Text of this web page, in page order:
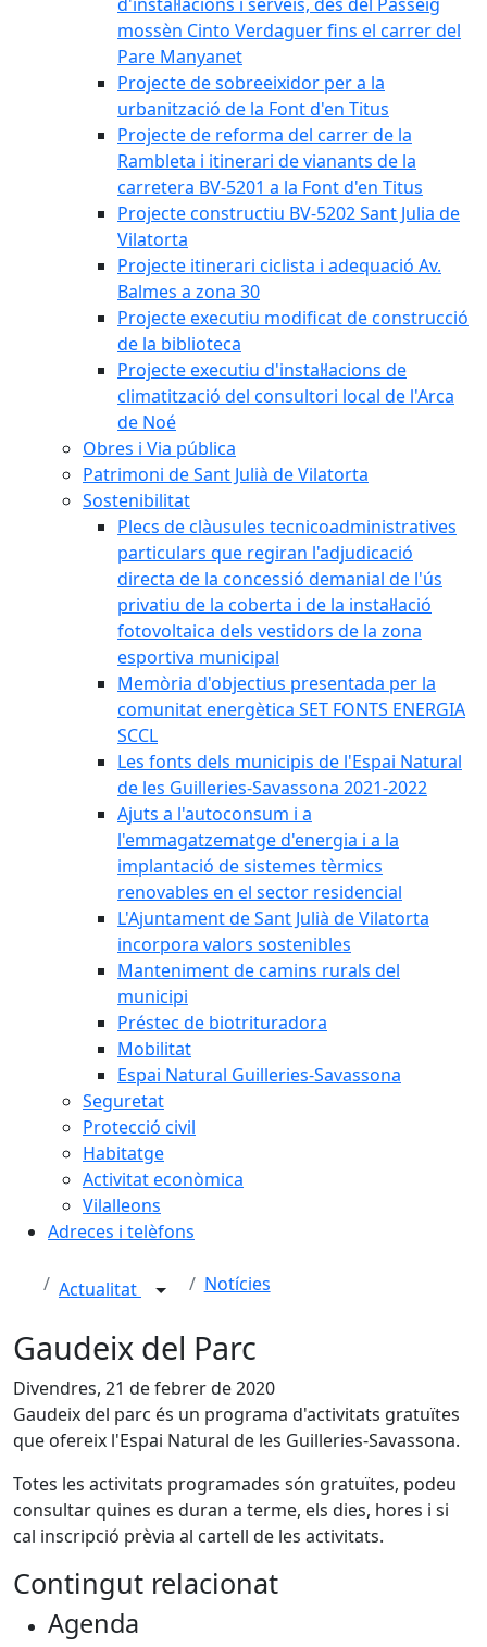
mossèn Cinto Verdaguer fins el carrer del
Pare Manyanet
Projecte de sobreeixidor per a la
urbanització de la Font d'en Titus
Projecte de reforma del carrer de la
Rambleta i itinerari de vianants de la
carretera BV-5201 a la Font d'en Titus
Projecte constructiu BV-5202 Sant Julia de
Vilatorta
Projecte itinerari ciclista i adequació Av.
Balmes a zona 30
Projecte executiu modificat de construcció
de la biblioteca
Projecte executiu d'instal·lacions de
climatització del consultori local de l'Arca
de Noé
Obres i Via pública
Patrimoni de Sant Julià de Vilatorta
Sostenibilitat
Plecs de clàusules tecnicoadministratives
particulars que regiran l'adjudicació
directa de la concessió demanial de l'ús
privatiu de la coberta i de la instal·lació
fotovoltaica dels vestidors de la zona
esportiva municipal
Memòria d'objectius presentada per la
comunitat energètica SET FONTS ENERGIA
SCCL
Les fonts dels municipis de l'Espai Natural
de les Guilleries-Savassona 2021-2022
Ajuts a l'autoconsum i a
l'emmagatzematge d'energia i a la
implantació de sistemes tèrmics
renovables en el sector residencial
L'Ajuntament de Sant Julià de Vilatorta
incorpora valors sostenibles
Manteniment de camins rurals del
municipi
Préstec de biotrituradora
Mobilitat
Espai Natural Guilleries-Savassona
Seguretat
Protecció civil
Habitatge
Activitat econòmica
Vilalleons
Adreces i telèfons
Actualitat Notícies
Gaudeix del Parc
Divendres, 21 de febrer de 2020
Gaudeix del parc és un programa d'activitats gratuïtes
que ofereix l'Espai Natural de les Guilleries-Savassona.
Totes les activitats programades són gratuïtes, podeu
consultar quines es duran a terme, els dies, hores i si
cal inscripció prèvia al cartell de les activitats.
Contingut relacionat
Agenda